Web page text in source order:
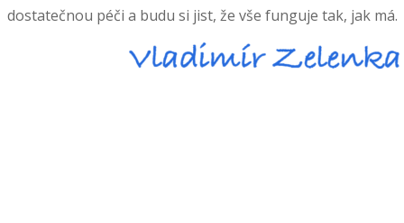
dostatečnou péči a budu si jist, že vše funguje tak, jak má.